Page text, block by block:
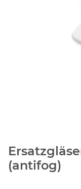
(antifog)